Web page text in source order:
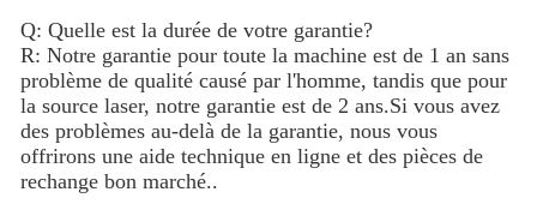
Q: Quelle est la durée de votre garantie?
R: Notre garantie pour toute la machine est de 1 an sans
problème de qualité causé par l'homme, tandis que pour
la source laser, notre garantie est de 2 ans.Si vous avez
des problèmes au-delà de la garantie, nous vous
offrirons une aide technique en ligne et des pièces de
rechange bon marché..